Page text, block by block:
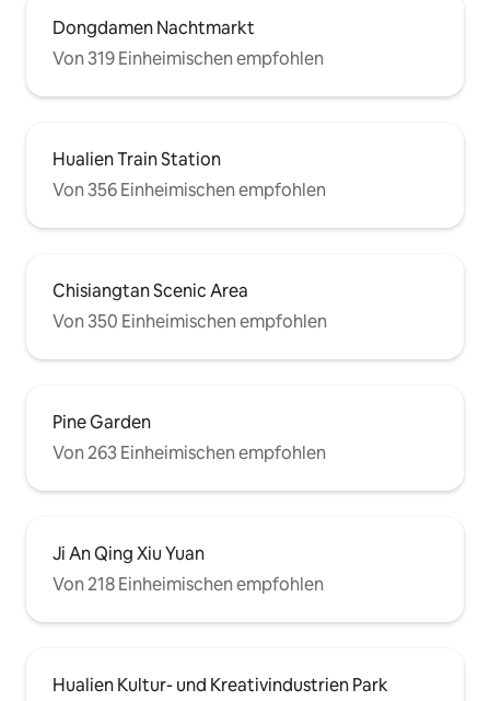
wird kein Frühstück bereitgestellt. 🔴 Es
gibt keine Gas-Kochgelegenheit in der
Küche. 🔴Keine Haustiere. 🔴 Bei der
Unterkunft handelt es sich um eine
Inserats; bitte mach keinen Lärm und
renne nicht herum. 🔴 Der Fernseher ist
nur im Wohnzimmerbereich verfügbar;
in den Gästezimmern ist er nicht
vorhanden. • • • • • • • •
Schlafzimmer:
Doppelbetten,
Dongdamen Nachtmarkt
Von 319 Einheimischen empfohlen
Hualien Train Station
Von 356 Einheimischen empfohlen
Chisiangtan Scenic Area
Von 350 Einheimischen empfohlen
Pine Garden
Von 263 Einheimischen empfohlen
Ji An Qing Xiu Yuan
Von 218 Einheimischen empfohlen
Hualien Kultur- und Kreativindustrien Park